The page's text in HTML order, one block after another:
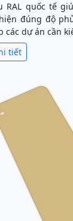
RAL quốc tế
đúng độ
các dự án cần
tiết